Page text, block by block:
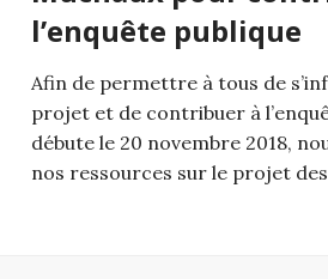
l’enquête publique
Afin de permettre à tous de
projet et de contribuer à
débute le 20 novembre 2018,
nos ressources sur le projet